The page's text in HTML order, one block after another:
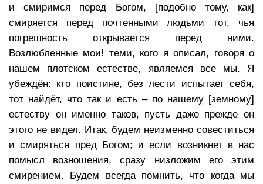
и смиримся перед Богом, [подобно тому, как]
смиряется перед почтенными людьми тот, чья
погрешность открывается перед ними.
Возлюбленные мои! теми, кого я описал, говоря о
нашем плотском естестве, являемся все мы. Я
убеждён: кто поистине, без лести испытает себя,
тот найдёт, что так и есть – по нашему [земному]
естеству он именно таков, пусть даже прежде он
этого не видел. Итак, будем неизменно совеститься
и смиряться пред Богом; и если возникнет в нас
помысл возношения, сразу низложим его этим
смирением. Будем всегда помнить, что когда мы